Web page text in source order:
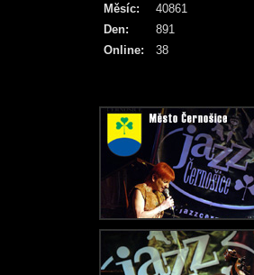
Online: 38
Měsíc:
40861
Den:
891